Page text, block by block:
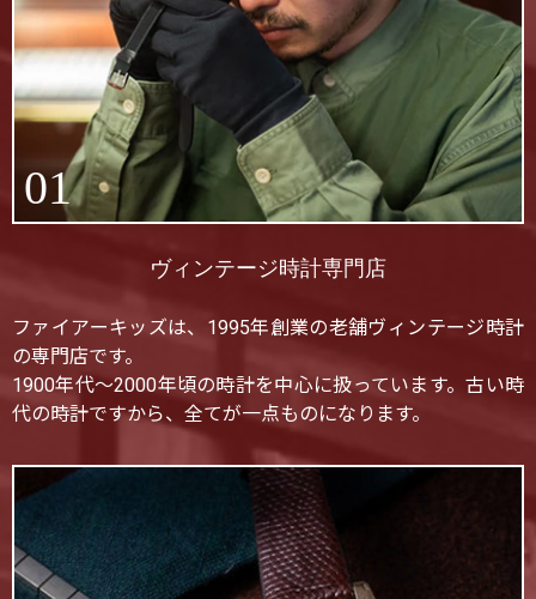
01
ヴィンテージ時計専門店
ファイアーキッズは、1995年創業の老舗ヴィンテージ時計
の専門店です。
1900年代〜2000年頃の時計を中心に扱っています。古い時
代の時計ですから、全てが一点ものになります。